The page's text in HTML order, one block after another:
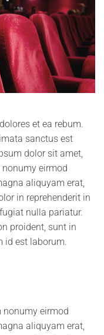
et ea rebum.
sanctus est
dolor sit amet,
eirmod
aliquyam erat,
in reprehenderit in
nulla pariatur.
proident, sunt in
id est laborum.
nonumy eirmod
aliquyam erat,